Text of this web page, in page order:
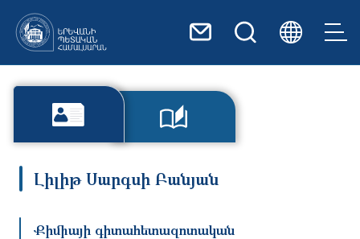
Լիլիթ Սարգսի Բանյան
Քիմիայի գիտահետազոտական